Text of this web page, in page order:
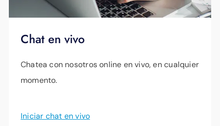
Chat en vivo
Chatea con nosotros online en vivo, en cualquier
momento.
Iniciar chat en vivo